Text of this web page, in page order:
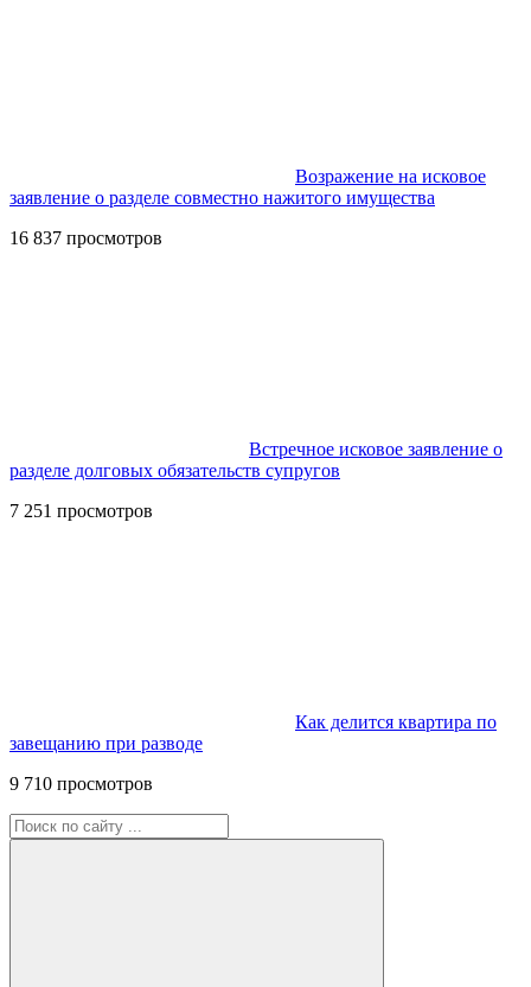
Возражение на исковое
заявление о разделе совместно нажитого имущества
16 837 просмотров
Встречное исковое заявление о
разделе долговых обязательств супругов
7 251 просмотров
Как делится квартира по
завещанию при разводе
9 710 просмотров